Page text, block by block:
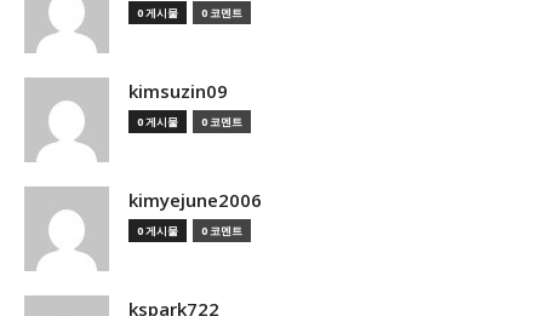
0 게시물 0 코멘트
kimsuzin09
0 게시물 0 코멘트
kimyejune2006
0 게시물 0 코멘트
kspark722